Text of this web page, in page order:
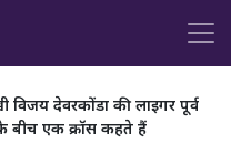
विजय देवरकोंडा की लाइगर पूर्व
बीच एक क्रॉस कहते हैं